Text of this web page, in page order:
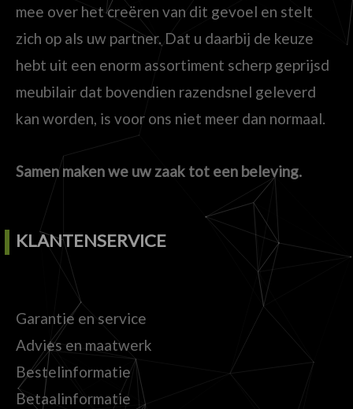
mee over het creëren van dit gevoel en stelt
zich op als uw partner. Dat u daarbij de keuze
hebt uit een enorm assortiment scherp geprijsd
meubilair dat bovendien razendsnel geleverd
kan worden, is voor ons niet meer dan normaal.
Samen maken we uw zaak tot een beleving.
KLANTENSERVICE
Garantie en service
Advies en maatwerk
Bestelinformatie
Betaalinformatie